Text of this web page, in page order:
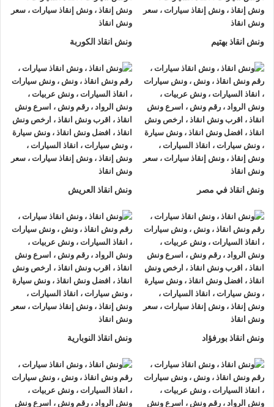
ارخص ونش أنقاذ، اسرع ونش أنقاذ، افضل ونش انقاذ، اقرب ونش انقاذ، انقاذ
السيارات، اوناش انقاذ السيارات، تليفون ونش أنقاذ، تليفون ونش أنقاذ
سيارات، رقم ونش أنقاذ، رقم ونش أنقاذ سيارات، ريكفري، ونش، ونش أنقاذ
سيارات، ونش إنقاذ، ونش انقاذ طريق، ونش سيارات، ونش عربيات، ونش نقل
سيارات،
ما هي خدماتونش انقاذالرواد لإنقاذ
السيارات ؟
ونش انقاذ بهتيم ونش انقاذ الكوربة
ونش انقاذ في مصر ونش انقاذ العريش
ونش انقاذ بورفؤاد ونش انقاذ النوبارية